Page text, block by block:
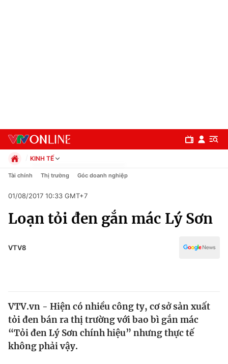
Chuyên mục
Y tế
Thế giới
KINH TẾ
Chính trị
Pháp luật
Kinh tế
Thể thao
Giáo dục
Tài chính Thị trường Góc doanh nghiệp
01/08/2017 10:33 GMT+7
Loạn tỏi đen gắn mác Lý Sơn
VTV8
VTV.vn - Hiện có nhiều công ty, cơ sở sản xuất
tỏi đen bán ra thị trường với bao bì gắn mác
“Tỏi đen Lý Sơn chính hiệu” nhưng thực tế
không phải vậy.